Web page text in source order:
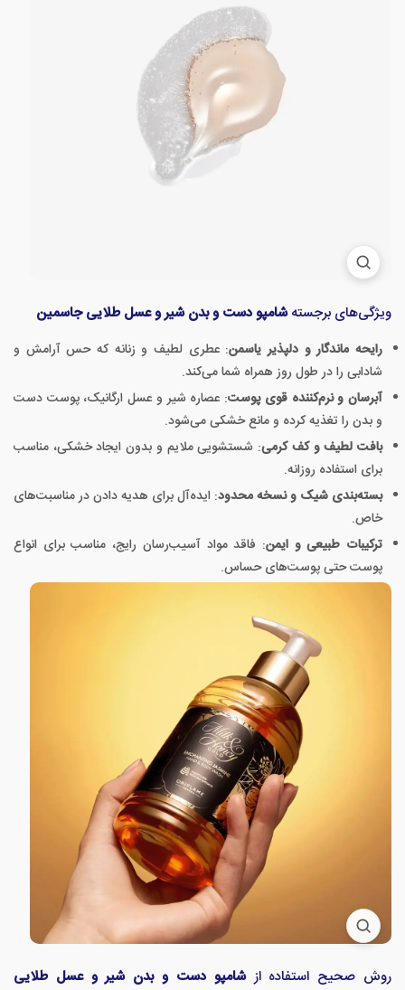
ویژگی‌های برجستهشامپو دست و بدن شیر و عسل طلایی جاسمین
رایحه ماندگار و دلپذیر یاسمن: عطری لطیف و زنانه که حس آرامش و
شادابی را در طول روز همراه شما می‌کند.
آبرسان و نرم‌کننده قوی پوست: عصاره شیر و عسل ارگانیک، پوست دست
و بدن را تغذیه کرده و مانع خشکی می‌شود.
بافت لطیف و کف کرمی: شستشویی ملایم و بدون ایجاد خشکی، مناسب
برای استفاده روزانه.
بسته‌بندی شیک و نسخه محدود: ایده‌آل برای هدیه دادن در مناسبت‌های
خاص.
ترکیبات طبیعی و ایمن: فاقد مواد آسیب‌رسان رایج، مناسب برای انواع
پوست حتی پوست‌های حساس.
روش صحیح استفاده ازشامپو دست و بدن شیر و عسل طلایی